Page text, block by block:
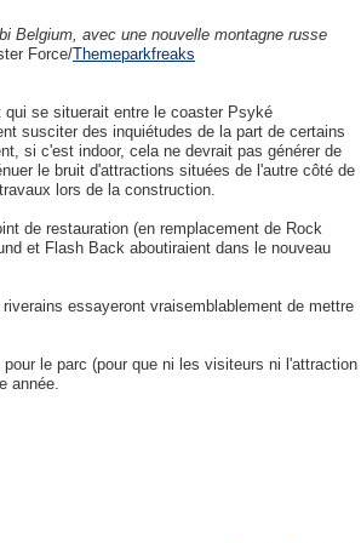
Belgium, avec une nouvelle montagne russe
Force/Themeparkfreaks
qui se situerait entre le coaster Psyké
susciter des inquiétudes de la part de certains
si c'est indoor, cela ne devrait pas générer de
le bruit d'attractions situées de l'autre côté de
lors de la construction.
de restauration (en remplacement de Rock
et Flash Back aboutiraient dans le nouveau
essayeront vraisemblablement de mettre
le parc (pour que ni les visiteurs ni l'attraction
année.